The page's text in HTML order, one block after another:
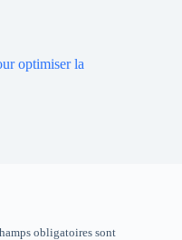
optimiser la
obligatoires sont